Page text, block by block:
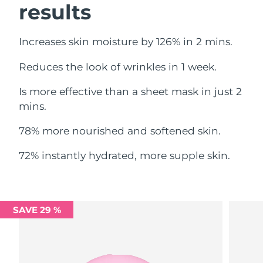
results
Increases skin moisture by 126% in 2 mins.
Reduces the look of wrinkles in 1 week.
Is more effective than a sheet mask in just 2
mins.
78% more nourished and softened skin.
72% instantly hydrated, more supple skin.
SAVE 29 %
Ливан
Ожидаемая дата доставки
Люксембург
08/08/2026
10/08/2026
Малайзия
Ожидаемая дата доставки
11/08/2026
Ожидаемая дата доставки